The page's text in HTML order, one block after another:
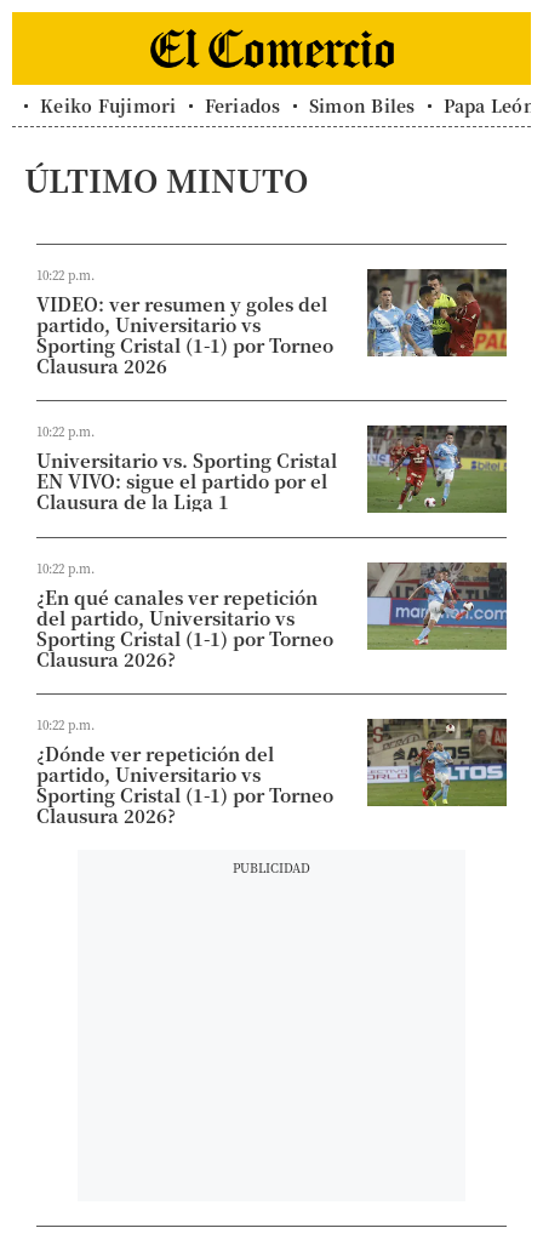
Keiko Fujimori Feriados Simon Biles Papa León
ÚLTIMO MINUTO
10:22 p.m.
VIDEO: ver resumen y goles del
partido, Universitario vs
Sporting Cristal (1-1) por Torneo
Clausura 2026
10:22 p.m.
Universitario vs. Sporting Cristal
EN VIVO: sigue el partido por el
Clausura de la Liga 1
10:22 p.m.
¿En qué canales ver repetición
del partido, Universitario vs
Sporting Cristal (1-1) por Torneo
Clausura 2026?
10:22 p.m.
¿Dónde ver repetición del
partido, Universitario vs
Sporting Cristal (1-1) por Torneo
Clausura 2026?